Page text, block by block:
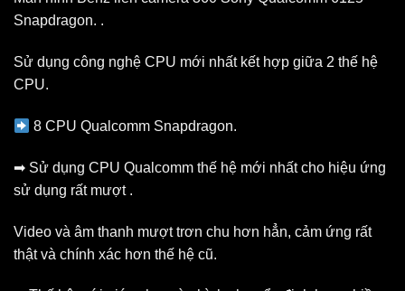
Snapdragon. .
Sử dụng công nghệ CPU mới nhất kết hợp giữa 2 thế hệ
CPU.
8 CPU Qualcomm Snapdragon.
➡ Sử dụng CPU Qualcomm thế hệ mới nhất cho hiệu ứng
sử dụng rất mượt .
Video và âm thanh mượt trơn chu hơn hẳn, cảm ứng rất
thật và chính xác hơn thế hệ cũ.